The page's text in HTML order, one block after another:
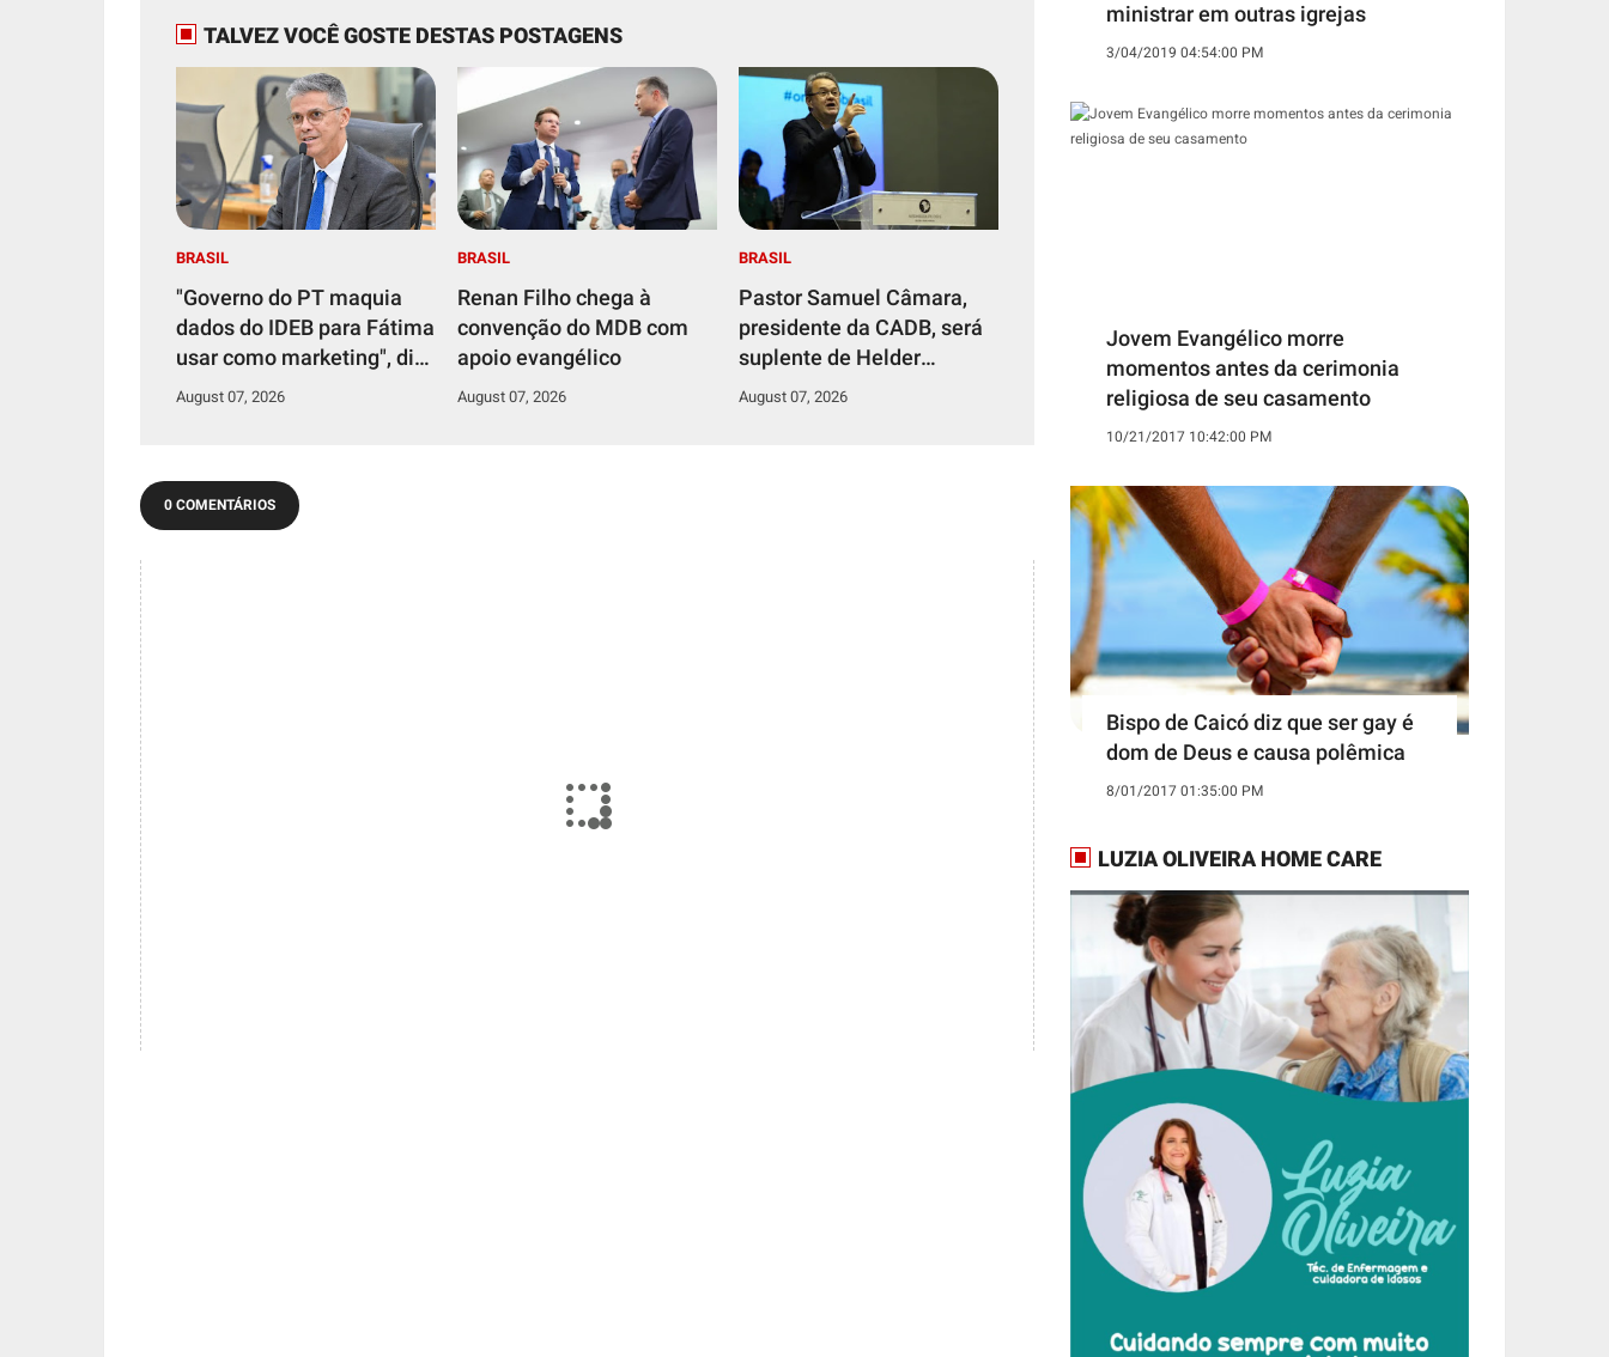
TALVEZ VOCÊ GOSTE DESTAS POSTAGENS
BRASIL
"Governo do PT maquia
dados do IDEB para Fátima
usar como marketing", diz
Coronel Azevedo
August 07, 2026
BRASIL
Renan Filho chega à
convenção do MDB com
apoio evangélico
August 07, 2026
BRASIL
Pastor Samuel Câmara,
presidente da CADB, será
suplente de Helder
Barbalho no Pará
August 07, 2026
0 COMENTÁRIOS
ministrar em outras igrejas
3/04/2019 04:54:00 PM
Jovem Evangélico morre
momentos antes da cerimonia
religiosa de seu casamento
10/21/2017 10:42:00 PM
Bispo de Caicó diz que ser gay é
dom de Deus e causa polêmica
8/01/2017 01:35:00 PM
LUZIA OLIVEIRA HOME CARE